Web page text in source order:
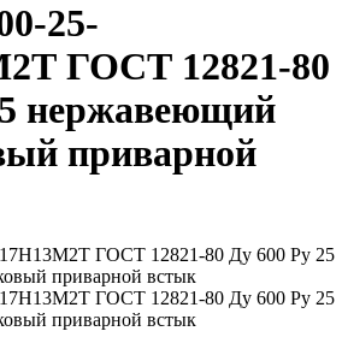
25-
ГОСТ 12821-80
нержавеющий
приварной